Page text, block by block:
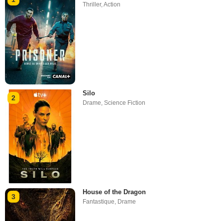
Thriller,Action
2
Silo
Drame,Science Fiction
3
House of the Dragon
Fantastique Drame